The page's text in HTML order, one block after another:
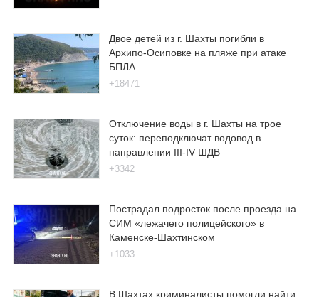
Двое детей из г. Шахты погибли в
Архипо-Осиповке на пляже при атаке
БПЛА
+18471
Отключение воды в г. Шахты на трое
суток: переподключат водовод в
направлении III-IV ШДВ
+3342
Пострадал подросток после проезда на
СИМ «лежачего полицейского» в
Каменске-Шахтинском
+1033
В Шахтах криминалисты помогли найти